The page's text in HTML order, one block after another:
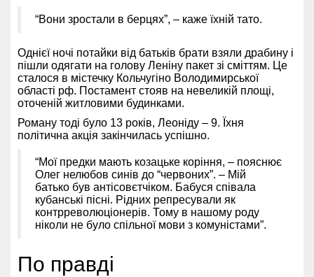
“Вони зростали в берцях”, – каже їхній тато.
Однієї ночі потайки від батьків брати взяли драбину і
пішли одягати на голову Леніну пакет зі сміттям. Це
сталося в містечку Кольчугіно Володимирської
області рф. Постамент стояв на невеликій площі,
оточеній житловими будинками.
Роману тоді було 13 років, Леоніду – 9. Їхня
політична акція закінчилась успішно.
“Мої предки мають козацьке коріння, – пояснює
Олег нелюбов синів до “червоних”. – Мій
батько був антісовєтчіком. Бабуся співала
кубанські пісні. Рідних репресували як
контрреволюціонерів. Тому в нашому роду
ніколи не було спільної мови з комуністами”.
По правді